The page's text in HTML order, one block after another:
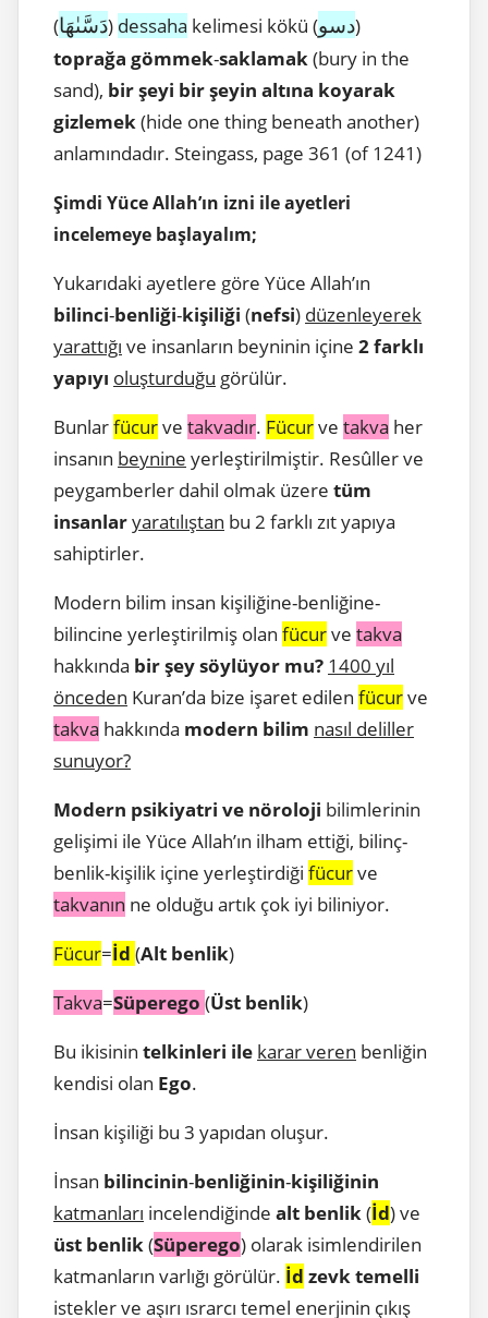
(دَسَّىٰهَا) dessaha kelimesi kökü (دسو)
toprağa gömmek-saklamak(bury in the
sand), bir şeyi bir şeyin altına koyarak
gizlemek(hide one thing beneath another)
anlamındadır. Steingass, page 361 (of 1241)
Şimdi Yüce Allah’ın izni ile ayetleri
incelemeye başlayalım;
Yukarıdaki ayetlere göre Yüce Allah’ın
bilinci-benliği-kişiliği (nefsi) düzenleyerek
yarattığı ve insanların beyninin içine 2 farklı
yapıyı oluşturduğu görülür.
Bunlarfücurve takvadır. Fücurve takva her
insanın beynine yerleştirilmiştir. Resûller ve
peygamberler dahil olmak üzere tüm
insanlaryaratılıştan bu 2 farklı zıt yapıya
sahiptirler.
Modern bilim insan kişiliğine-benliğine-
bilincine yerleştirilmiş olan fücurve takva
hakkında bir şey söylüyor mu? 1400 yıl
önceden Kuran’da bize işaret edilen fücurve
takva hakkında modern bilim nasıl deliller
sunuyor?
Modern psikiyatri ve nöroloji bilimlerinin
gelişimi ile Yüce Allah’ın ilham ettiği, bilinç-
benlik-kişilik içine yerleştirdiği fücurve
takvanın ne olduğu artık çok iyi biliniyor.
Fücur=İd (Alt benlik)
Takva=Süperego (Üst benlik)
Bu ikisinin telkinleri ile karar veren benliğin
kendisi olan Ego.
İnsan kişiliği bu 3 yapıdan oluşur.
İnsan bilincinin-benliğinin-kişiliğinin
katmanları incelendiğinde alt benlik(İd) ve
üst benlik(Süperego) olarak isimlendirilen
katmanların varlığı görülür. İd zevk temelli
istekler ve aşırı ısrarcı temel enerjinin çıkış